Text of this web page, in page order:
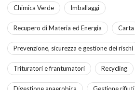
Chimica Verde Imballaggi
Recupero di Materia ed Energia Carta
Prevenzione, sicurezza e gestione dei rischi
Trituratori e frantumatori Recycling